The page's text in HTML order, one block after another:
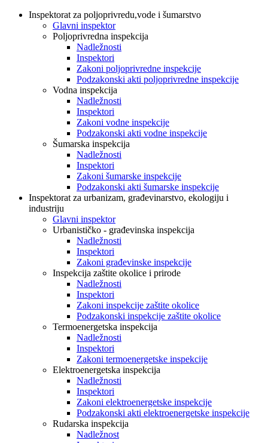
Inspektorat za poljoprivredu,vode i šumarstvo
Glavni inspektor
Poljoprivredna inspekcija
Nadležnosti
Inspektori
Zakoni poljoprivredne inspekcije
Podzakonski akti poljoprivredne inspekcije
Vodna inspekcija
Nadležnosti
Inspektori
Zakoni vodne inspekcije
Podzakonski akti vodne inspekcije
Šumarska inspekcija
Nadležnosti
Inspektori
Zakoni šumarske inspekcije
Podzakonski akti šumarske inspekcije
Inspektorat za urbanizam, građevinarstvo, ekologiju i
industriju
Glavni inspektor
Urbanističko - građevinska inspekcija
Nadležnosti
Inspektori
Zakoni građevinske inspekcije
Inspekcija zaštite okolice i prirode
Nadležnosti
Inspektori
Zakoni inspekcije zaštite okolice
Podzakonski inspekcije zaštite okolice
Termoenergetska inspekcija
Nadležnosti
Inspektori
Zakoni termoenergetske inspekcije
Elektroenergetska inspekcija
Nadležnosti
Inspektori
Zakoni elektroenergetske inspekcije
Podzakonski akti elektroenergetske inspekcije
Rudarska inspekcija
Nadležnost